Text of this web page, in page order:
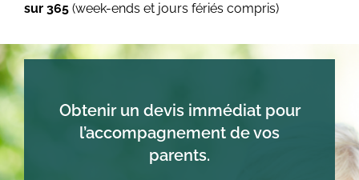
sur 365(week-ends et jours fériés compris)
Obtenir un devis immédiat pour
l’accompagnement de vos
parents.